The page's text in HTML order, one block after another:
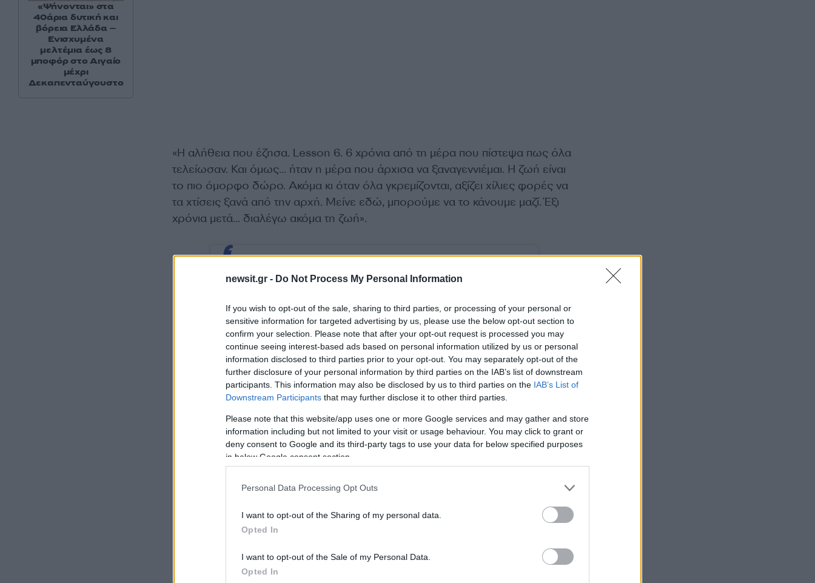
newsit.gr - Do Not Process My Personal Information
If you wish to opt-out of the sale, sharing to third parties, or processing of your personal or
sensitive information for targeted advertising by us, please use the below opt-out section to
confirm your selection. Please note that after your opt-out request is processed you may
continue seeing interest-based ads based on personal information utilized by us or personal
information disclosed to third parties prior to your opt-out. You may separately opt-out of the
further disclosure of your personal information by third parties on the IAB’s list of downstream
participants. This information may also be disclosed by us to third parties on the IAB’s List of
Downstream Participants that may further disclose it to other third parties.
Please note that this website/app uses one or more Google services and may gather and store
information including but not limited to your visit or usage behaviour. You may click to grant or
deny consent to Google and its third-party tags to use your data for below specified purposes
in below Google consent section.
Personal Data Processing Opt Outs
I want to opt-out of the Sharing of my personal data.
Opted In
I want to opt-out of the Sale of my Personal Data.
Opted In
«Η αλήθεια που έζησα. Lesson 6. 6 χρόνια από τη μέρα που πίστεψα πως όλα
τελείωσαν. Και όμως… ήταν η μέρα που άρχισα να ξαναγεννιέμαι. Η ζωή είναι
το πιο όμορφο δώρο. Ακόμα κι όταν όλα γκρεμίζονται, αξίζει χίλιες φορές να
τα χτίσεις ξανά από την αρχή. Μείνε εδώ, μπορούμε να το κάνουμε μαζί. Έξι
χρόνια μετά… διαλέγω ακόμα τη ζωή».
«Ψήνονται» στα
40άρια δυτική και
βόρεια Ελλάδα –
Ενισχυμένα
μελτέμια έως 8
μποφόρ στο Αιγαίο
μέχρι
Δεκαπενταύγουστο